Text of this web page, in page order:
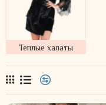
Теплые халаты